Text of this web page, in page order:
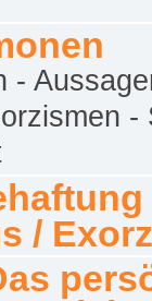
-
-
/